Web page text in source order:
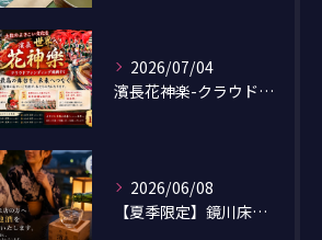
2026/07/04
濱長花神楽-クラウドファンディング-
2026/06/08
【夏季限定】鏡川床涼風プランのご案内